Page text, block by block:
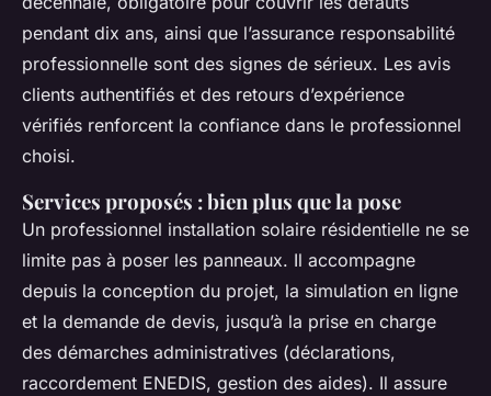
pendant dix ans, ainsi que l’assurance responsabilité
professionnelle sont des signes de sérieux. Les avis
clients authentifiés et des retours d’expérience
vérifiés renforcent la confiance dans le professionnel
choisi.
Services proposés : bien plus que la pose
Un professionnel installation solaire résidentielle ne se
limite pas à poser les panneaux. Il accompagne
depuis la conception du projet, la simulation en ligne
et la demande de devis, jusqu’à la prise en charge
des démarches administratives (déclarations,
raccordement ENEDIS, gestion des aides). Il assure